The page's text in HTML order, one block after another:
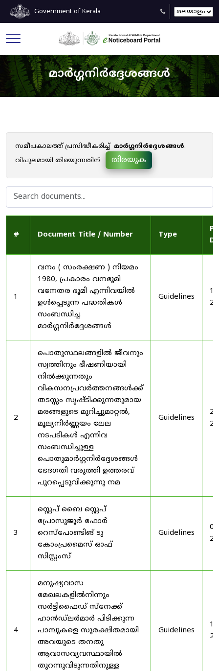
Government of Kerala
മാർഗ്ഗനിർദ്ദേശങ്ങൾ
സമീപകാലത്ത് പ്രസിദ്ധീകരിച്ച് മാർഗ്ഗനിർദ്ദേശങ്ങൾ.
വിപുലമായി തിരയുന്നതിന്
തിരയുക
# Document Title / Number Type
1
വനം ( സംരക്ഷണ ) നിയമം
1980, പ്രകാരം വനഭൂമി
വനേതര ഭൂമി എന്നിവയിൽ
ഉൾപ്പെടുന്ന പദ്ധതികൾ
സംബന്ധിച്ച
മാർഗ്ഗനിർദ്ദേശങ്ങൾ
Guidelines
2
പൊതുസ്ഥലങ്ങളിൽ ജീവനും
സ്വത്തിനും ഭീഷണിയായി
നിൽക്കുന്നതും
വികസനപ്രവർത്തനങ്ങൾക്ക്
തടസ്സം സൃഷ്ടിക്കുന്നതുമായ
മരങ്ങളുടെ മുറിച്ചുമാറ്റൽ,
മൂല്യനിർണ്ണയം ലേല
നടപടികൾ എന്നിവ
സംബന്ധിച്ചുള്ള
പൊതുമാർഗ്ഗനിർദ്ദേശങ്ങൾ
ഭേദഗതി വരുത്തി ഉത്തരവ്
പുറപ്പെടുവിക്കുന്നു നമ
Guidelines
3
സ്റ്റെപ് ബൈ സ്റ്റെപ്
പ്രോസുജൂർ ഫോർ
റെസ്‌പോണ്ടിങ് ടു
കോംപ്രമൈസ് ഓഫ്
സിസ്റ്റംസ്
Guidelines
4
മനുഷ്യവാസ
മേഖലകളിൽനിന്നും
സർട്ടിഫൈഡ് സ്നേക്ക്
ഹാൻഡ്‌ലർമാർ പിടിക്കുന്ന
പാമ്പുകളെ സുരക്ഷിതമായി
അവയുടെ തനതു
ആവാസവ്യവസ്ഥായിൽ
തുറന്നുവിടുന്നതിനുള്ള
Guidelines